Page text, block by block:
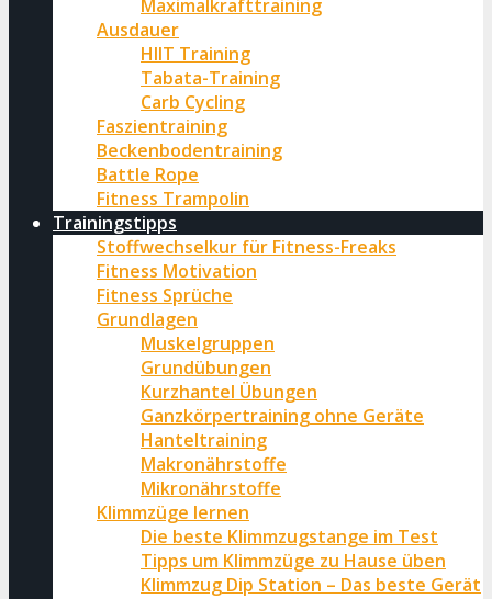
Maximalkrafttraining
Ausdauer
HIIT Training
Tabata-Training
Carb Cycling
Faszientraining
Beckenbodentraining
Battle Rope
Fitness Trampolin
Trainingstipps
Stoffwechselkur für Fitness-Freaks
Fitness Motivation
Fitness Sprüche
Grundlagen
Muskelgruppen
Grundübungen
Kurzhantel Übungen
Ganzkörpertraining ohne Geräte
Hanteltraining
Makronährstoffe
Mikronährstoffe
Klimmzüge lernen
Die beste Klimmzugstange im Test
Tipps um Klimmzüge zu Hause üben
Klimmzug Dip Station – Das beste Gerät